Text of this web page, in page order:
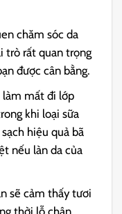
chăm sóc da
trò rất quan trọng
được cân bằng.
làm mất đi lớp
khi loại sữa
hiệu quả bã
nếu làn da của
sẽ cảm thấy tươi